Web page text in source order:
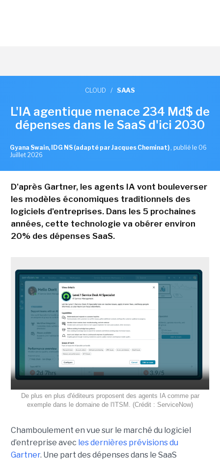
CLOUD / SAAS
L'IA agentique menace 234 Md$ de
dépenses dans le SaaS d'ici 2030
Gyana Swain, IDG NS (adapté par Jacques Cheminat) , publié le 06
Juillet 2026
D'après Gartner, les agents IA vont bouleverser
les modèles économiques traditionnels des
logiciels d'entreprises. Dans les 5 prochaines
années, cette technologie va obérer environ
20% des dépenses SaaS.
De plus en plus d'éditeurs proposent des agents IA comme par
exemple dans le domaine de l'ITSM. (Crédit : ServiceNow)
Chamboulement en vue sur le marché du logiciel
d’entreprise avec les dernières prévisions du
Gartner. Une part des dépenses dans le SaaS